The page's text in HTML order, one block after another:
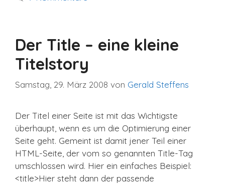
Der Title – eine kleine
Titelstory
Samstag, 29. März 2008 von Gerald Steffens
Der Titel einer Seite ist mit das Wichtigste
überhaupt, wenn es um die Optimierung einer
Seite geht. Gemeint ist damit jener Teil einer
HTML-Seite, der vom so genannten Title-Tag
umschlossen wird. Hier ein einfaches Beispiel:
<title>Hier steht dann der passende